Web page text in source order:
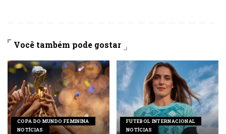
Você também pode gostar
COPA DO MUNDO FEMININA
NOTÍCIAS
FUTEBOL INTERNACIONAL
NOTÍCIAS